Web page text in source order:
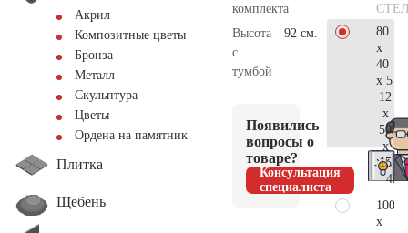
Акрил
Композитные цветы
Бронза
Металл
Скульптура
Цветы
Ордена на памятник
Плитка
Щебень
комплекта
Высота
с
тумбой
92 см.
Появились
вопросы о
товаре?
Консультация
специалиста
80
x
40
x 5
12
x
50
x
15
100
x